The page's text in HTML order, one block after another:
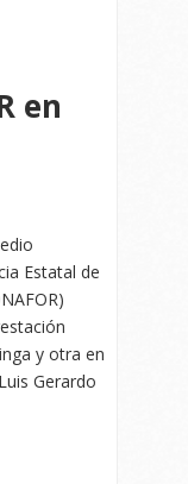
en
Estatal de
y otra en
Gerardo